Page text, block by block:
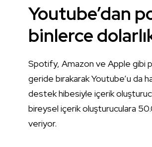
Youtube’dan
binlerce
Spotify, Amazon ve Apple gibi
geride bırakarak Youtube’u
destek hibesiyle içerik
bireysel içerik oluşturuculara
veriyor.